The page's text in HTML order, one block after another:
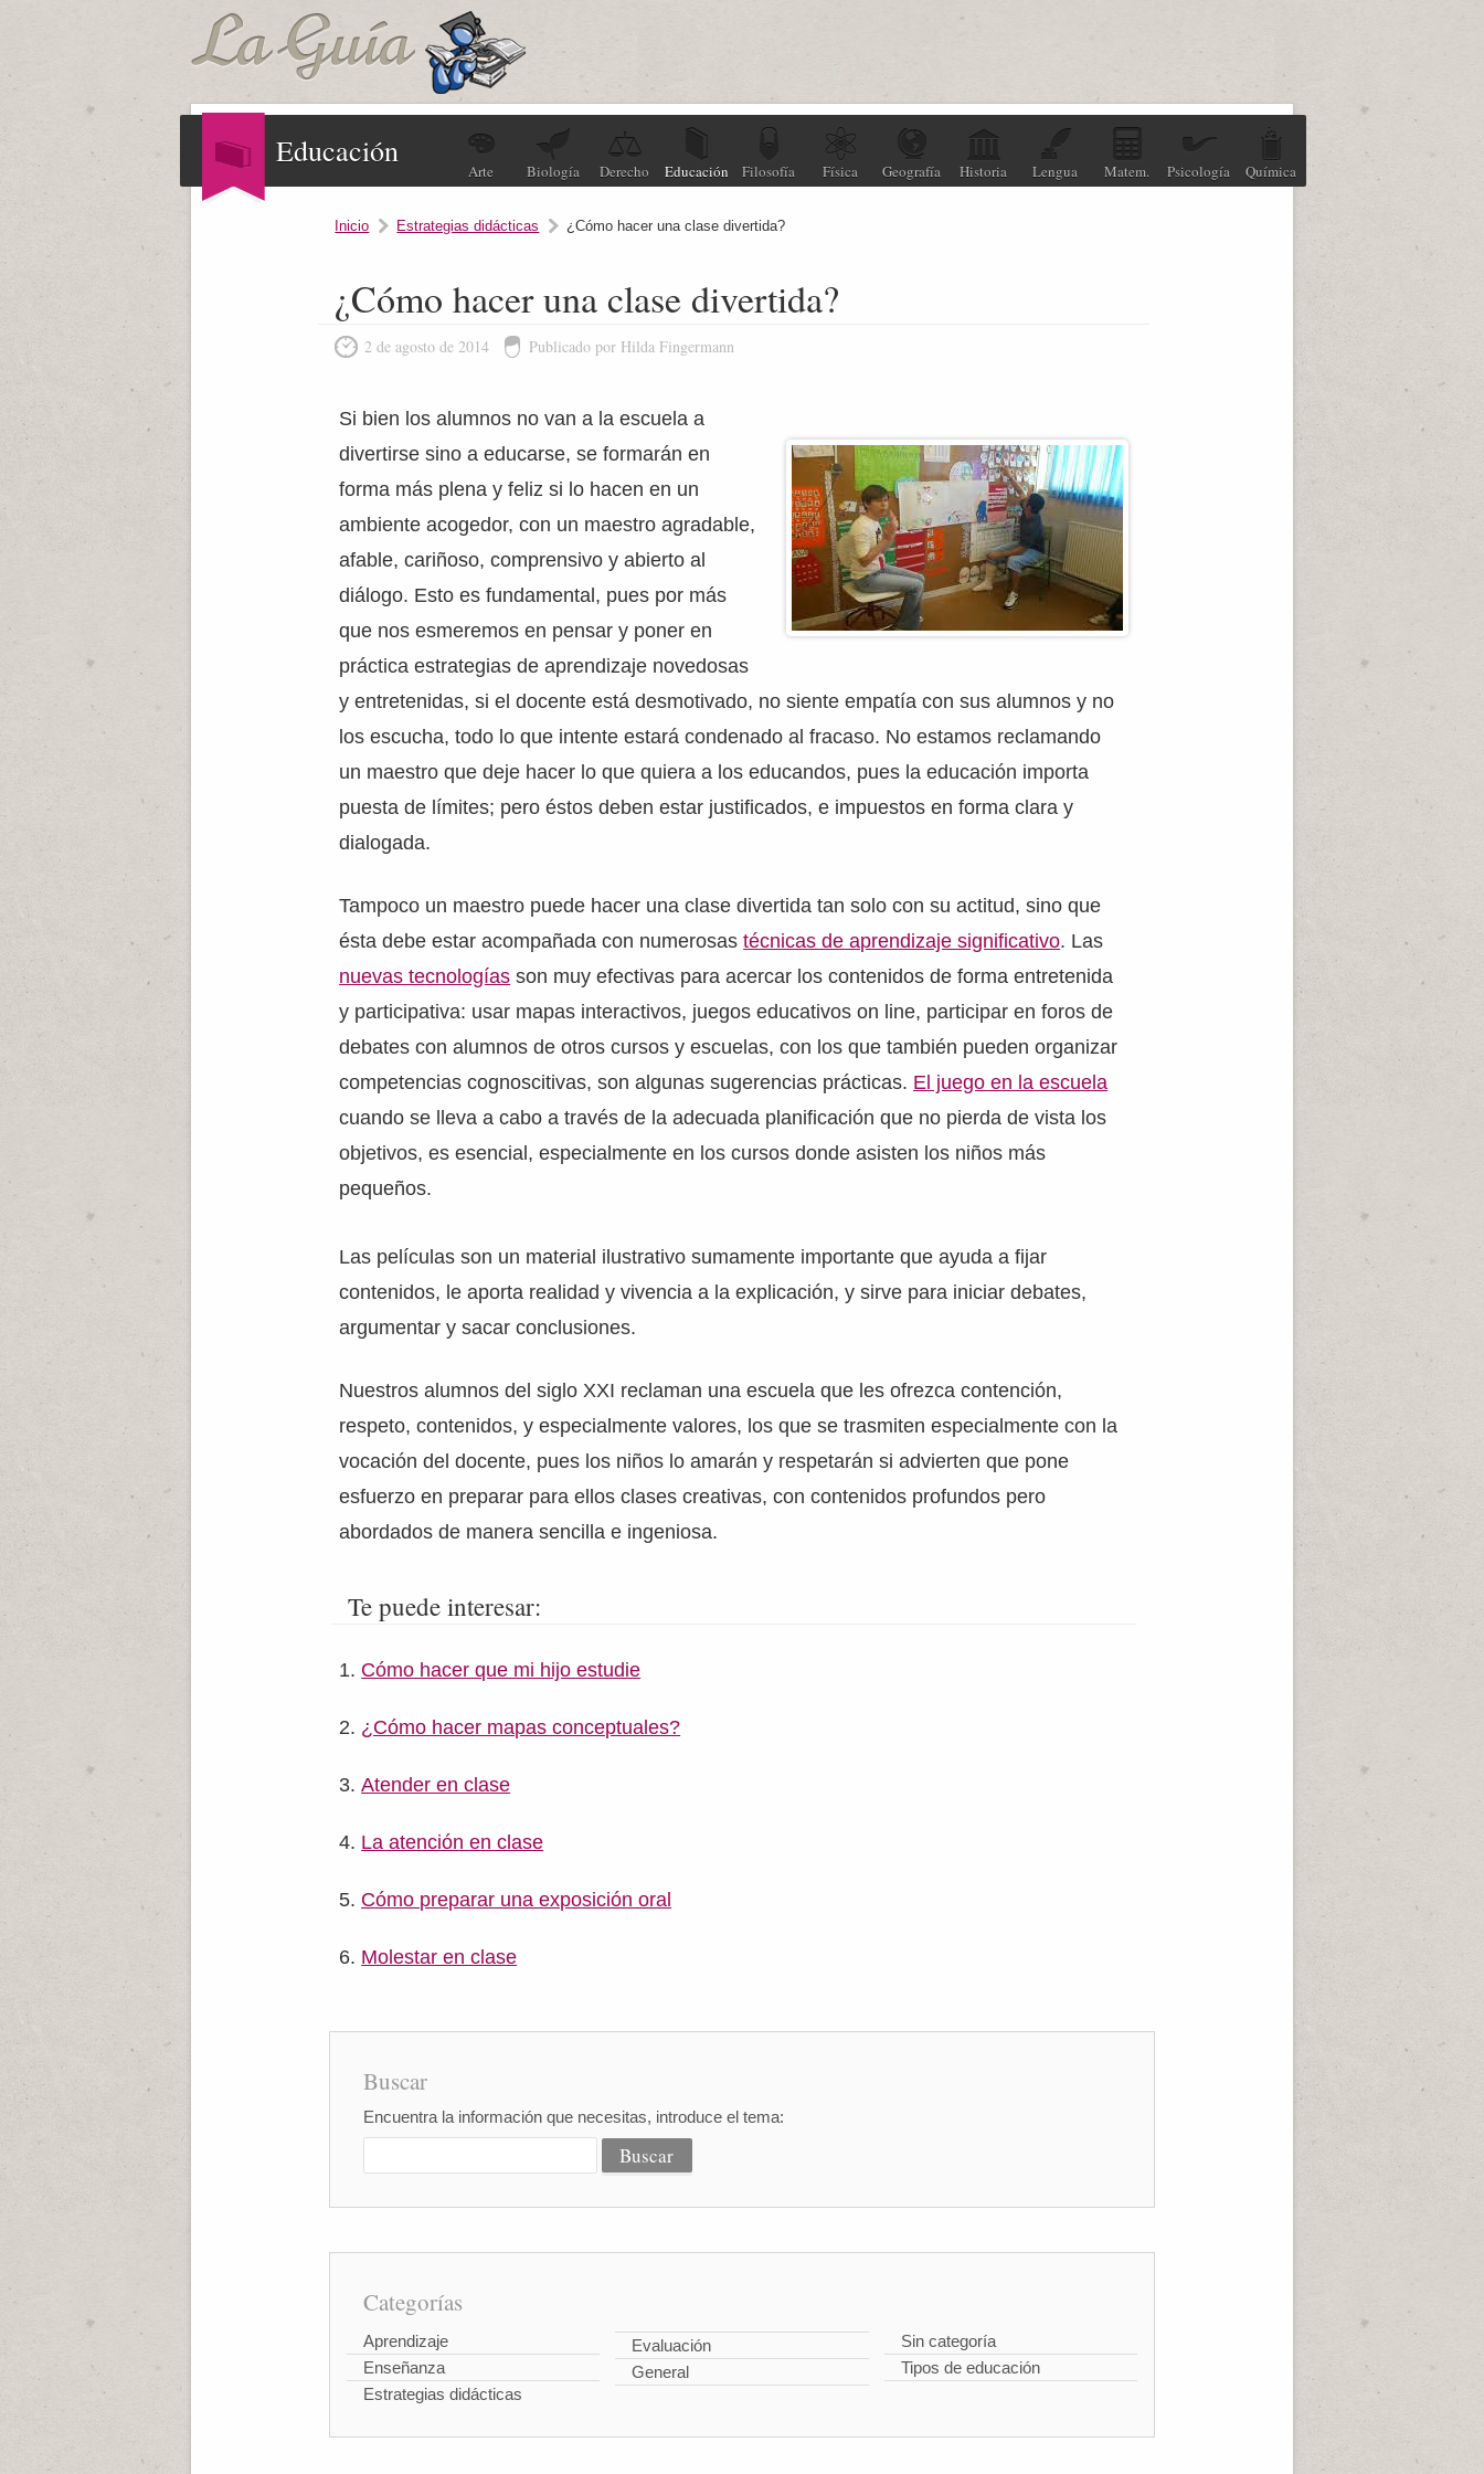
Educación
Arte Biología Derecho Educación Filosofía Física Geografía Historia Lengua Matem. Psicología Química
Inicio Estrategias didácticas ¿Cómo hacer una clase divertida?
¿Cómo hacer una clase divertida?
2 de agosto de 2014 Publicado por Hilda Fingermann
Si bien los alumnos no van a la escuela a
divertirse sino a educarse, se formarán en
forma más plena y feliz si lo hacen en un
ambiente acogedor, con un maestro agradable,
afable, cariñoso, comprensivo y abierto al
diálogo. Esto es fundamental, pues por más
que nos esmeremos en pensar y poner en
práctica estrategias de aprendizaje novedosas
y entretenidas, si el docente está desmotivado, no siente empatía con sus alumnos y no
los escucha, todo lo que intente estará condenado al fracaso. No estamos reclamando
un maestro que deje hacer lo que quiera a los educandos, pues la educación importa
puesta de límites; pero éstos deben estar justificados, e impuestos en forma clara y
dialogada.
Tampoco un maestro puede hacer una clase divertida tan solo con su actitud, sino que
ésta debe estar acompañada con numerosastécnicas de aprendizaje significativo. Las
nuevas tecnologías son muy efectivas para acercar los contenidos de forma entretenida
y participativa: usar mapas interactivos, juegos educativos on line, participar en foros de
debates con alumnos de otros cursos y escuelas, con los que también pueden organizar
competencias cognoscitivas, son algunas sugerencias prácticas. El juego en la escuela
cuando se lleva a cabo a través de la adecuada planificación que no pierda de vista los
objetivos, es esencial, especialmente en los cursos donde asisten los niños más
pequeños.
Las películas son un material ilustrativo sumamente importante que ayuda a fijar
contenidos, le aporta realidad y vivencia a la explicación, y sirve para iniciar debates,
argumentar y sacar conclusiones.
Nuestros alumnos del siglo XXI reclaman una escuela que les ofrezca contención,
respeto, contenidos, y especialmente valores, los que se trasmiten especialmente con la
vocación del docente, pues los niños lo amarán y respetarán si advierten que pone
esfuerzo en preparar para ellos clases creativas, con contenidos profundos pero
abordados de manera sencilla e ingeniosa.
Te puede interesar:
Cómo hacer que mi hijo estudie
¿Cómo hacer mapas conceptuales?
Atender en clase
La atención en clase
Cómo preparar una exposición oral
Molestar en clase
Buscar
Encuentra la información que necesitas, introduce el tema:
Categorías
Aprendizaje
Enseñanza
Estrategias didácticas
Evaluación
General
Sin categoría
Tipos de educación